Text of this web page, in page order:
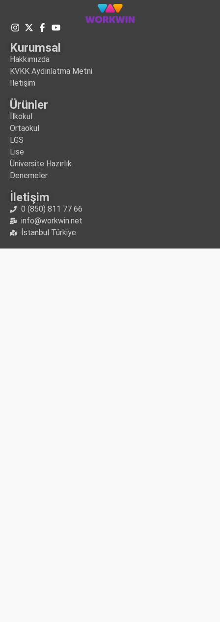
Kurumsal
Hakkımızda
KVKK Aydınlatma Metni
İletişim
Ürünler
İlkokul
Ortaokul
LGS
Lise
Üniversite Hazırlık
Denemeler
İletişim
0 (850) 811 77 66
info@workwin.net
İstanbul Türkiye